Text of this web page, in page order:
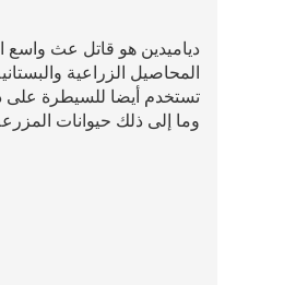
دياميدين هو قاتل عث واسع
المحاصيل الزراعية
تستخدم أيضا للسيطرة على
وما إلى ذلك حيوانات